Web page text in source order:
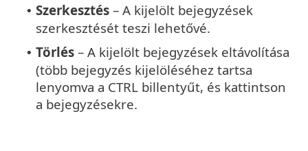
• Szerkesztés – A kijelölt bejegyzések
szerkesztését teszi lehetővé.
• Törlés – A kijelölt bejegyzések eltávolítása
(több bejegyzés kijelöléséhez tartsa
lenyomva a CTRL billentyűt, és kattintson
a bejegyzésekre.